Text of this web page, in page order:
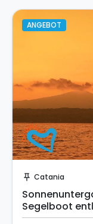
ANGEBOT
push_pin Catania
Segelboot